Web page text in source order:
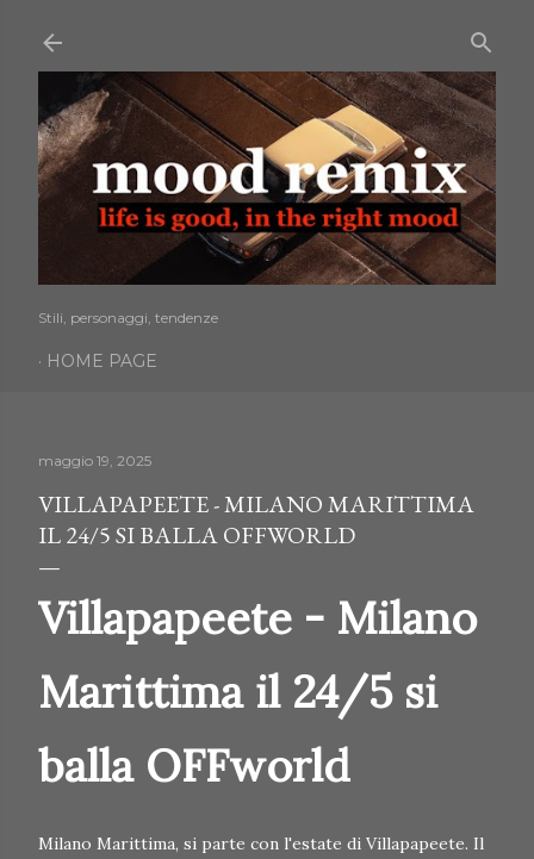
Stili, personaggi, tendenze
HOME PAGE
maggio 19, 2025
VILLAPAPEETE - MILANO MARITTIMA
IL 24/5 SI BALLA OFFWORLD
Villapapeete - Milano
Marittima il 24/5 si
balla OFFworld
Milano Marittima, si parte con l'estate di Villapapeete. Il